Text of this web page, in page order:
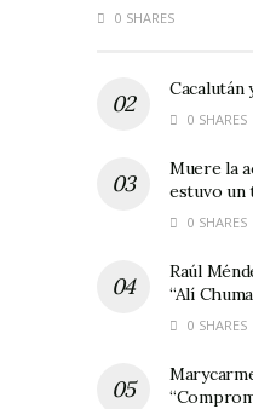
0 SHARES
Cacalután
0 SHARES
Muere la
estuvo un
0 SHARES
Raúl
“Alí
0 SHARES